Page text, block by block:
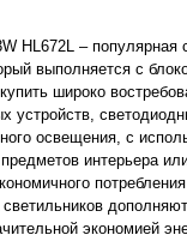
HL672L –
выполняется с
широко
устройств,
освещения, с
интерьера
экономией